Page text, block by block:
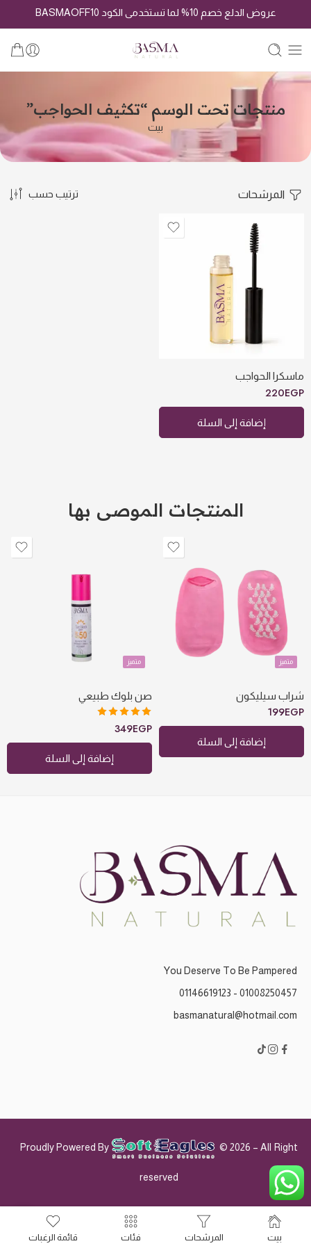
عروض الدلع خصم 10% لما تستخدمى الكود BASMAOFF10
منتجات تحت الوسم “تكثيف الحواجب”
بيت
المرشحات ترتيب حسب
ماسكرا الحواجب
220EGP
إضافة إلى السلة
المنتجات الموصى بها
شراب سيليكون
متميز
199EGP
إضافة إلى السلة
صن بلوك طبيعي
متميز
تم التقييم
5.00من 5
349EGP
إضافة إلى السلة
You Deserve To Be Pampered
01008250457 - 01146619123
basmanatural@hotmail.com
Proudly Powered By © 2026 – All Right
reserved
بيت المرشحات فئات قائمة الرغبات